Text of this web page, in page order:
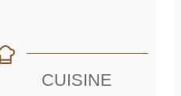
u
CUISINE